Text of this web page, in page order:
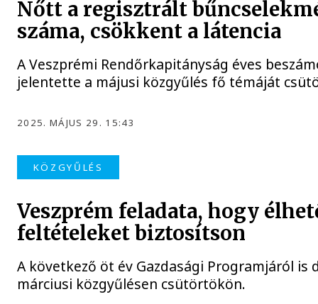
Nőtt a regisztrált
száma, csökkent a látencia
A Veszprémi Rendőrkapitányság éves
jelentette a májusi közgyűlés fő témáját
2025. MÁJUS 29. 15:43
KÖZGYŰLÉS
Veszprém feladata, hogy
feltételeket biztosítson
A következő öt év Gazdasági Programjáról is
márciusi közgyűlésen csütörtökön.